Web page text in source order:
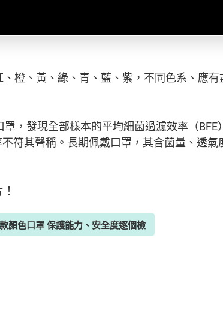
橙、黃、綠、青、藍、紫，不同色系、應
，發現全部樣本的平均細菌過濾效率（BFE
符其聲稱。長期佩戴口罩，其含菌量、透
顏色口罩 保護能力、安全度逐個檢